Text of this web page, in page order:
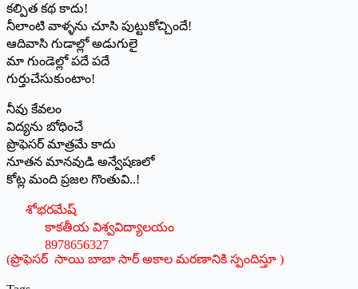
కల్పిత కథ కాదు!
నీలాంటి వాళ్ళను చూసి పుట్టుకోచ్చిందే!
ఆదివాసి గుడాల్లో అడుగులై
మా గుండెల్లో పదే పదే
గుర్తుచేసుకుంటాం!
నీవు కేవలం
విద్యను బోధించే
ప్రొఫెసర్ మాత్రమే కాదు
నూతన మానవుడి అన్వేషణలో
కోట్ల మంది ప్రజల గొంతువి..!
శోభరమేష్
కాకతీయ విశ్వవిద్యాలయం
8978656327
(ప్రొఫెసర్ సాయి బాబా సార్ అకాల మరణానికి స్పందిస్తూ )